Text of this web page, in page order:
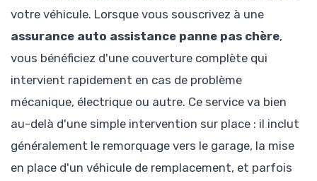
votre véhicule. Lorsque vous souscrivez à une
assurance auto assistance panne pas chère,
vous bénéficiez d'une couverture complète qui
intervient rapidement en cas de problème
mécanique, électrique ou autre. Ce service va bien
au-delà d'une simple intervention sur place : il inclut
généralement le remorquage vers le garage, la mise
en place d'un véhicule de remplacement, et parfois